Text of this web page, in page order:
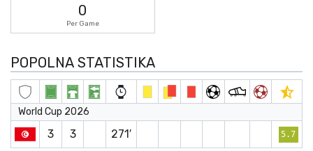
0
Per Game
POPOLNA STATISTIKA
World Cup 2026
3 3 271′ 5.7